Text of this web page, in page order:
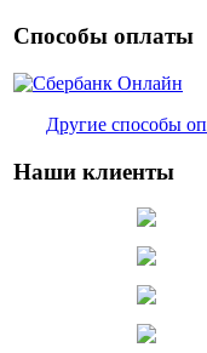
Способы оплаты
Другие способы
Наши клиенты